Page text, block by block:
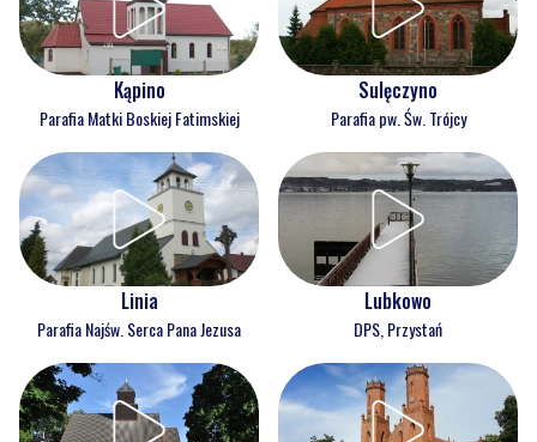
Kąpino
Parafia Matki Boskiej Fatimskiej
Sulęczyno
Parafia pw. Św. Trójcy
Linia
Parafia Najśw. Serca Pana Jezusa
Lubkowo
DPS, Przystań